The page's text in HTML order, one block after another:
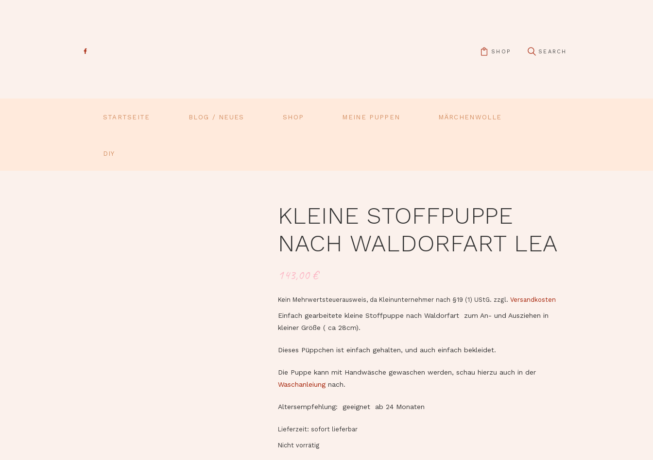
SHOP
STARTSEITE BLOG / NEUES SHOP MEINE PUPPEN MÄRCHENWOLLE
DIY
KLEINE STOFFPUPPE
NACH WALDORFART LEA
143,00€
Kein Mehrwertsteuerausweis, da Kleinunternehmer nach §19 (1) UStG. zzgl. Versandkosten
Einfach gearbeitete kleine Stoffpuppe nach Waldorfart zum An- und Ausziehen in
kleiner Größe ( ca 28cm).
Dieses Püppchen ist einfach gehalten, und auch einfach bekleidet.
Die Puppe kann mit Handwäsche gewaschen werden, schau hierzu auch in der
Waschanleiung nach.
Altersempfehlung: geeignet ab 24 Monaten
Lieferzeit: sofort lieferbar
Nicht vorrätig